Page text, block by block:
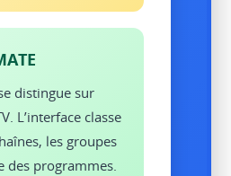
distingue sur
L’interface classe
les groupes
des programmes.